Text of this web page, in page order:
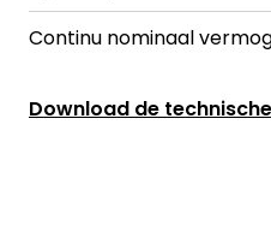
Continu nominaal
Download de